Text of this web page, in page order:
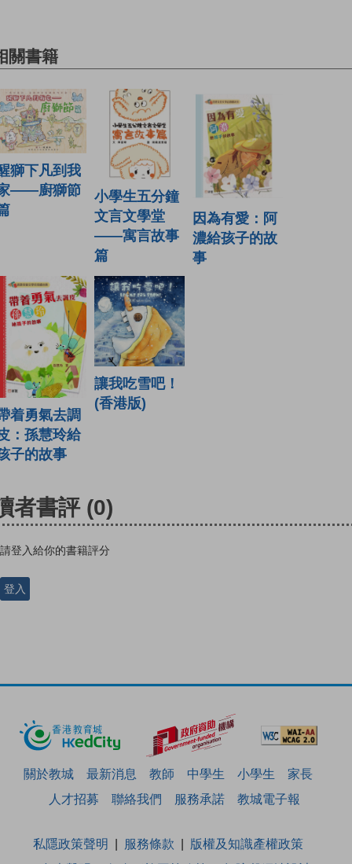
關書籍
獅下凡到我
——廚獅節
小學生五分鐘
文言文學堂
——寓言故事
篇
因為有愛：阿
濃給孩子的故
事
着勇氣去調
：孫慧玲給
子的故事
讓我吃雪吧！
(香港版)
者書評 (0)
請登入給你的書籍評分
登入
關於教城 最新消息 教師 中學生 小學生
家長
人才招募
聯絡我們 服務承諾 教城電子報
私隱政策聲明 服務條款
版權及知識產權政策